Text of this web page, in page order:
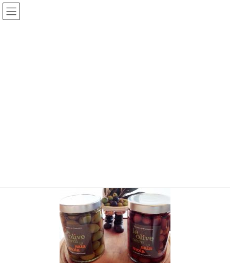
コ
ン
ナ
ビ